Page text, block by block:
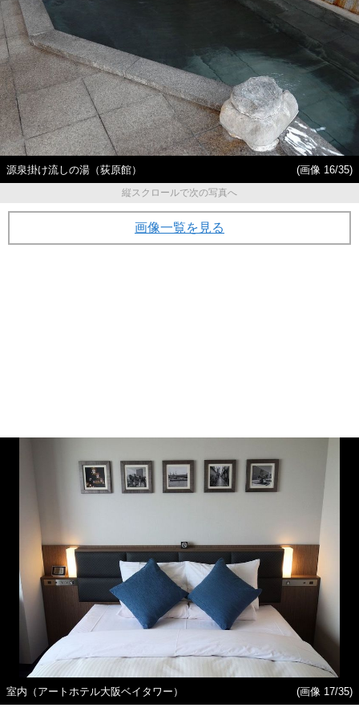
源泉掛け流しの湯（荻原館）
(画像 16/35)
縦スクロールで次の写真へ
画像一覧を見る
室内（アートホテル大阪ベイタワー） (画像 17/35)